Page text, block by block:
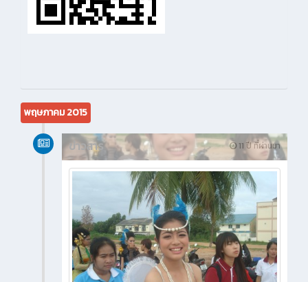
พฤษภาคม 2015
11 ปี ที่ผ่านมา
ข่าวสาร